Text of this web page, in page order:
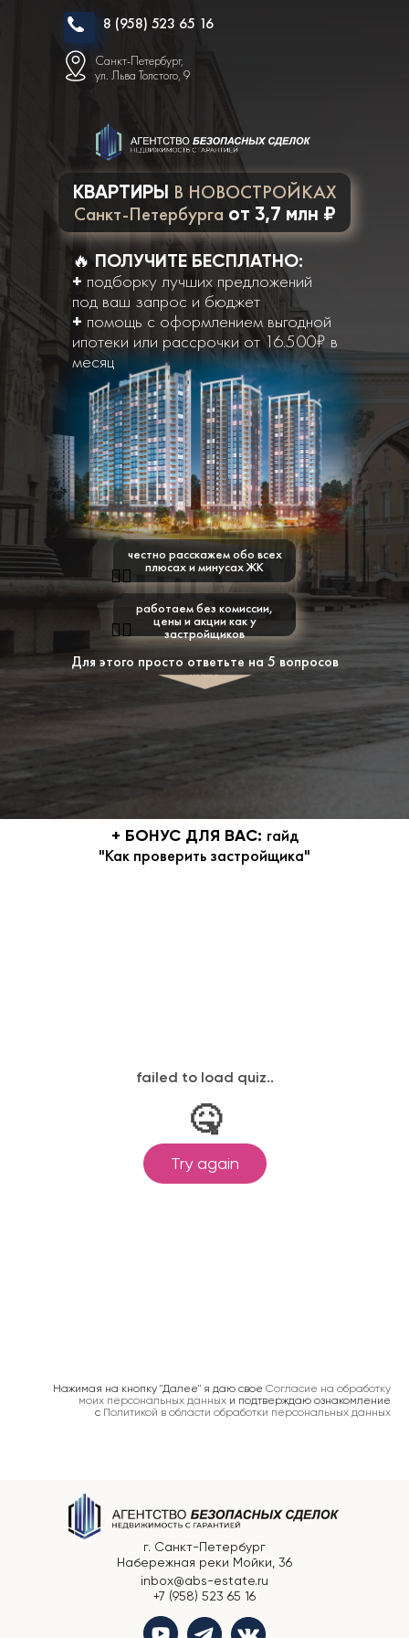
честно расскажем обо всех
плюсах и минусах ЖК
КВАРТИРЫ В НОВОСТРОЙКАХ
Санкт-Петербурга от 3,7 млн ₽
8 (958) 523 65 16
Для этого просто ответьте на 5 вопросов
ниже
Санкт-Петербург,
ул. Льва Толстого, 9
работаем без комиссии,
цены и акции как у
застройщиков
🔥 ПОЛУЧИТЕ БЕСПЛАТНО:
+ подборку лучших предложений
под ваш запрос и бюджет
+ помощь с оформлением выгодной
ипотеки или рассрочки от 16.500₽ в
месяц
👍🏻
👍🏻
+ БОНУС ДЛЯ ВАС: гайд
"Как проверить застройщика"
Нажимая на кнопку "Далее" я даю свое Согласие на обработку
моих персональных данных и подтверждаю ознакомление
с Политикой в области обработки персональных данных
г. Санкт-Петербург
Набережная реки Мойки, 36
inbox@abs-estate.ru
+7 (958) 523 65 16